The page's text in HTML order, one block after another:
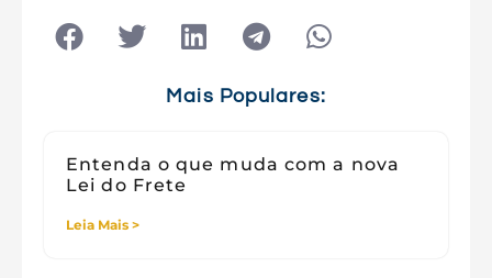
Tecnologia
Mais Populares:
Entenda o que muda com a nova
Lei do Frete
Leia Mais >